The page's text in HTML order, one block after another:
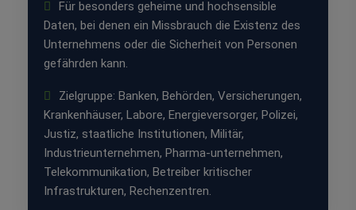
Für besonders geheime und hochsensible
Daten, bei denen ein Missbrauch die Existenz des
Unternehmens oder die Sicherheit von Personen
gefährden kann.
Zielgruppe: Banken, Behörden, Versicherungen,
Krankenhäuser, Labore, Energieversorger, Polizei,
Justiz, staatliche Institutionen, Militär,
Industrieunternehmen, Pharma-unternehmen,
Telekommunikation, Betreiber kritischer
Infrastrukturen, Rechenzentren.